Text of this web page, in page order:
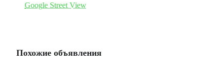
Google Street View
Похожие объявления